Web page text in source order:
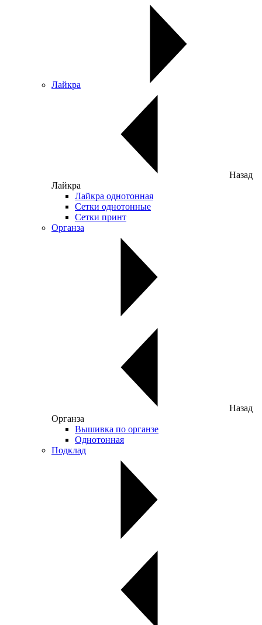
Лайкра
Назад
Лайкра
Лайкра однотонная
Сетки однотонные
Сетки принт
Органза
Назад
Органза
Вышивка по органзе
Однотонная
Подклад